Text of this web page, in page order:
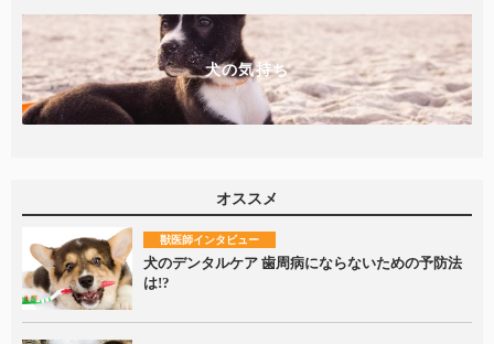
犬の気持ち
オススメ
獣医師インタビュー
犬のデンタルケア 歯周病にならないための予防法
は!?